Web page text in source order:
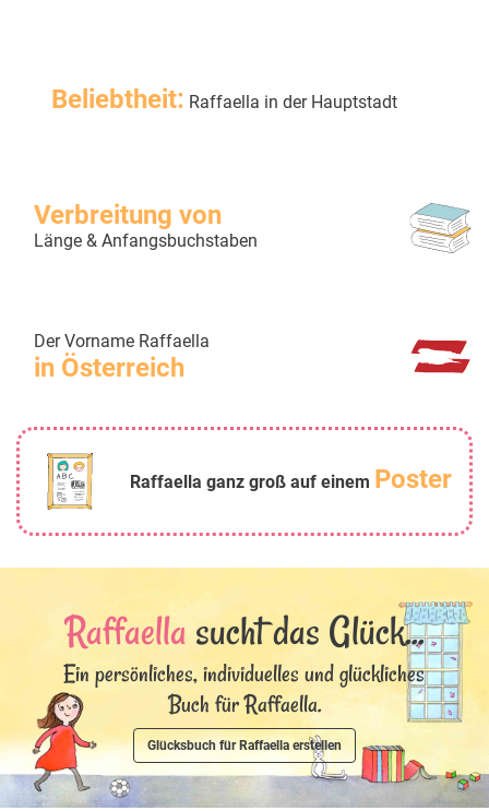
Beliebtheit: Raffaella in der Hauptstadt
Verbreitung von
Länge & Anfangsbuchstaben
Der Vorname Raffaella
in Österreich
Raffaella ganz groß auf einem Poster
Raffaella sucht das Glück...
Ein persönliches, individuelles und glückliches
Buch für Raffaella.
Glücksbuch für Raffaella erstellen